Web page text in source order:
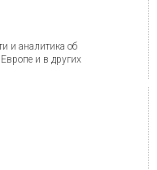
и аналитика об
и в других